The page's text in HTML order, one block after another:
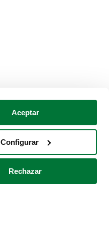
Aceptar
Configurar
Rechazar